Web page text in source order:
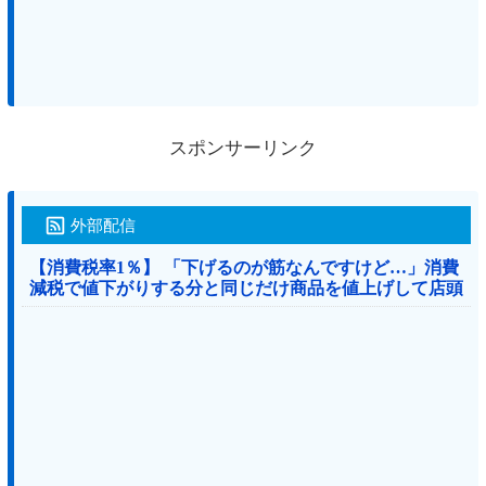
スポンサーリンク
外部配信
【消費税率1％】 「下げるのが筋なんですけど…」消費
減税で値下がりする分と同じだけ商品を値上げして店頭
価格を変えない店も